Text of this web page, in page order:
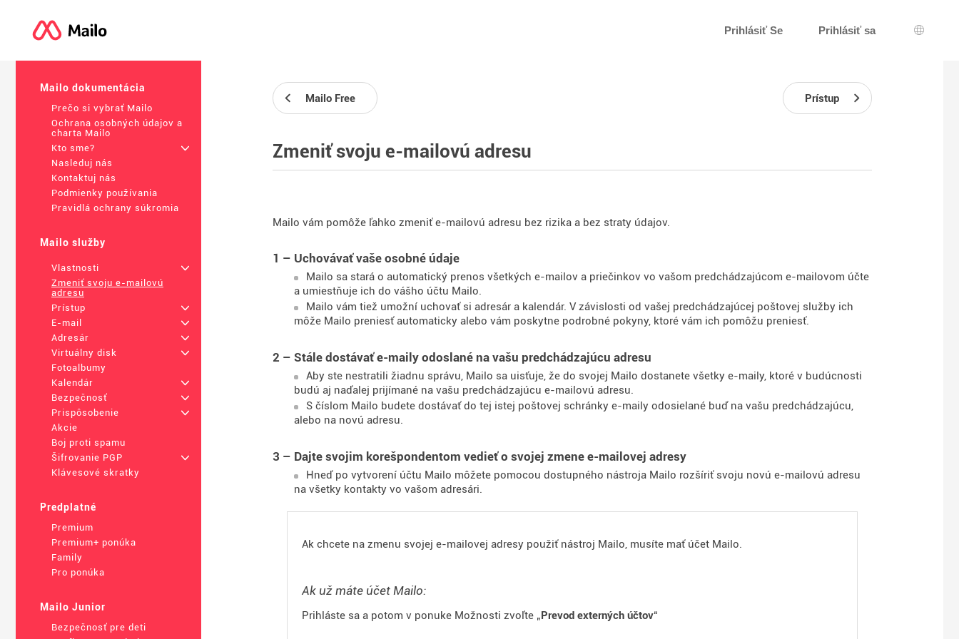
Prihlásiť Se Prihlásiť sa
Výber
Mailo dokumentácia
Prečo si vybrať Mailo
Ochrana osobných údajov a
charta Mailo
Kto sme?
+
Nasleduj nás
Kontaktuj nás
Podmienky používania
Pravidlá ochrany súkromia
Mailo služby
Vlastnosti
+
Zmeniť svoju e-mailovú
adresu
Prístup
+
E-mail
+
Adresár
+
Virtuálny disk
+
Fotoalbumy
Kalendár
+
Bezpečnosť
+
Prispôsobenie
+
Akcie
Boj proti spamu
Šifrovanie PGP
+
Klávesové skratky
Predplatné
Premium
Premium+ ponúka
Family
Pro ponúka
Mailo Junior
Bezpečnosť pre deti
Mailo Free Prístup
Zmeniť svoju e-mailovú adresu
Mailo vám pomôže ľahko zmeniť e-mailovú adresu bez rizika a bez straty údajov.
1 – Uchovávať vaše osobné údaje
Mailo sa stará o automatický prenos všetkých e-mailov a priečinkov vo vašom predchádzajúcom e-mailovom účte
a umiestňuje ich do vášho účtu Mailo.
Mailo vám tiež umožní uchovať si adresár a kalendár. V závislosti od vašej predchádzajúcej poštovej služby ich
môže Mailo preniesť automaticky alebo vám poskytne podrobné pokyny, ktoré vám ich pomôžu preniesť.
2 – Stále dostávať e-maily odoslané na vašu predchádzajúcu adresu
Aby ste nestratili žiadnu správu, Mailo sa uisťuje, že do svojej Mailo dostanete všetky e-maily, ktoré v budúcnosti
budú aj naďalej prijímané na vašu predchádzajúcu e-mailovú adresu.
S číslom Mailo budete dostávať do tej istej poštovej schránky e-maily odosielané buď na vašu predchádzajúcu,
alebo na novú adresu.
3 – Dajte svojim korešpondentom vedieť o svojej zmene e-mailovej adresy
Hneď po vytvorení účtu Mailo môžete pomocou dostupného nástroja Mailo rozšíriť svoju novú e-mailovú adresu
na všetky kontakty vo vašom adresári.
Ak chcete na zmenu svojej e-mailovej adresy použiť nástroj Mailo, musíte mať účet Mailo.
Ak už máte účet Mailo:
Prihláste sa a potom v ponuke Možnosti zvoľte „Prevod externých účtov“